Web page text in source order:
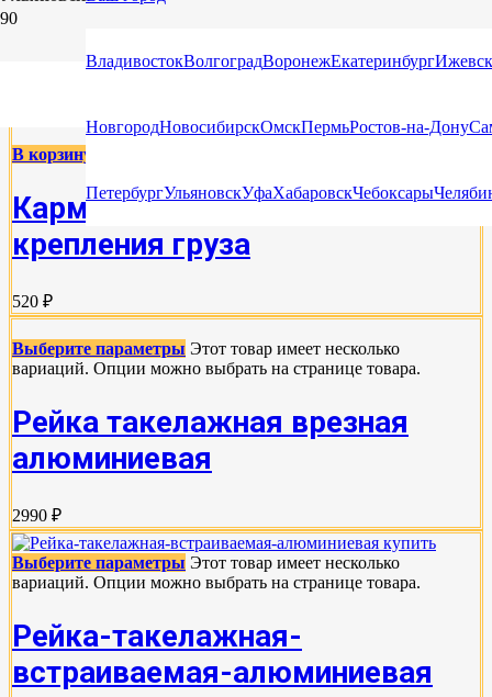
ВладивостокВолгоградВоронежЕкатеринбургИжевск
НовгородНовосибирскОмскПермьРостов-на-Дону
ПетербургУльяновскУфаХабаровскЧебоксары
РЕЙКИ ТАКЕЛАЖНЫЕ, ФИТИНГИ
В корзину
Карман распорной планки для
крепления груза
520 ₽
Выберите параметры Этот товар имеет несколько
вариаций. Опции можно выбрать на странице товара.
Рейка такелажная врезная
алюминиевая
2990 ₽
Выберите параметры Этот товар имеет несколько
вариаций. Опции можно выбрать на странице товара.
Рейка-такелажная-
встраиваемая-алюминиевая